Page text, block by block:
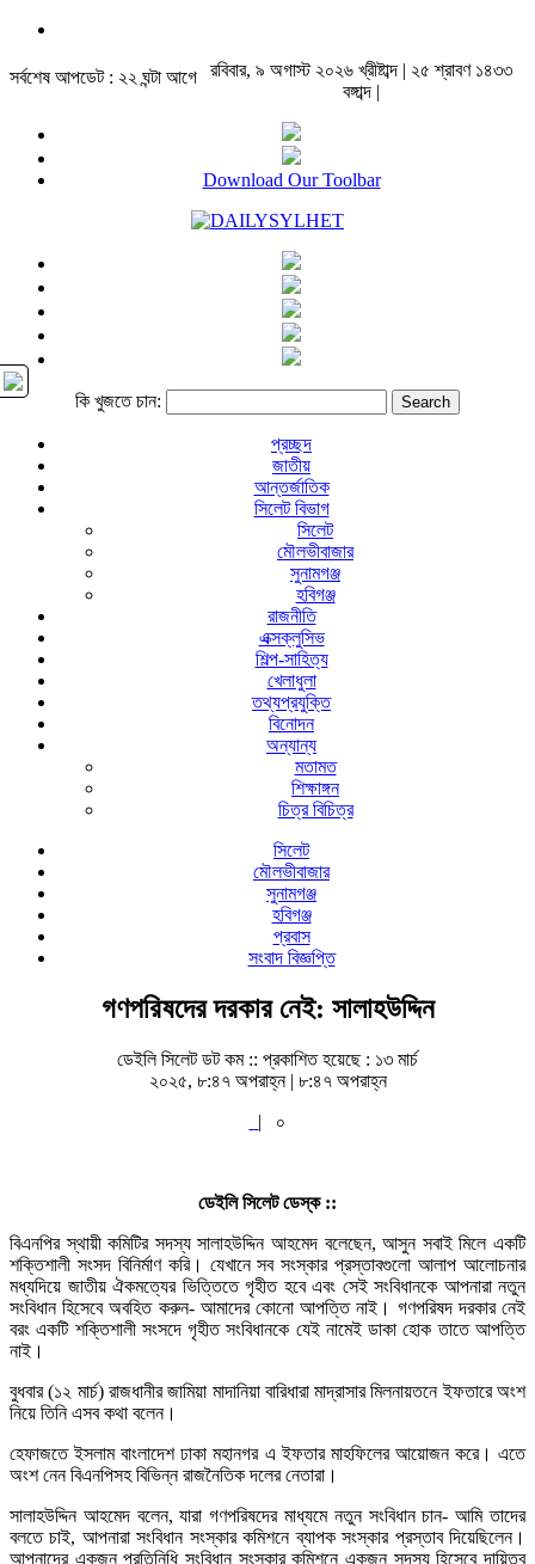
সর্বশেষ আপডেট : ২২ ঘন্টা আগে
রবিবার, ৯ অগাস্ট ২০২৬ খ্রীষ্টাব্দ | ২৫ শ্রাবণ ১৪৩৩
বঙ্গাব্দ |
Download Our Toolbar
কি খুজতে চান:
প্রচ্ছদ
জাতীয়
আন্তর্জাতিক
সিলেট বিভাগ
সিলেট
মৌলভীবাজার
সুনামগঞ্জ
হবিগঞ্জ
রাজনীতি
এক্সক্লুসিভ
শিল্প-সাহিত্য
খেলাধুলা
তথ্যপ্রযুক্তি
বিনোদন
অন্যান্য
মতামত
শিক্ষাঙ্গন
চিত্র বিচিত্র
সিলেট
মৌলভীবাজার
সুনামগঞ্জ
হবিগঞ্জ
প্রবাস
সংবাদ বিজ্ঞপ্তি
গণপরিষদের দরকার নেই: সালাহউদ্দিন
ডেইলি সিলেট ডট কম :: প্রকাশিত হয়েছে : ১৩ মার্চ
২০২৫, ৮:৪৭ অপরাহ্ন | ৮:৪৭ অপরাহ্ন
|
০
ডেইলি সিলেট ডেস্ক ::
বিএনপির স্থায়ী কমিটির সদস্য সালাহউদ্দিন আহমেদ বলেছেন, আসুন সবাই মিলে একটি
শক্তিশালী সংসদ বিনির্মাণ করি। যেখানে সব সংস্কার প্রস্তাবগুলো আলাপ আলোচনার
মধ্যদিয়ে জাতীয় ঐকমত্যের ভিত্তিতে গৃহীত হবে এবং সেই সংবিধানকে আপনারা নতুন
সংবিধান হিসেবে অবহিত করুন- আমাদের কোনো আপত্তি নাই। গণপরিষদ দরকার নেই
বরং একটি শক্তিশালী সংসদে গৃহীত সংবিধানকে যেই নামেই ডাকা হোক তাতে আপত্তি
নাই।
বুধবার (১২ মার্চ) রাজধানীর জামিয়া মাদানিয়া বারিধারা মাদ্রাসার মিলনায়তনে ইফতারে অংশ
নিয়ে তিনি এসব কথা বলেন।
হেফাজতে ইসলাম বাংলাদেশ ঢাকা মহানগর এ ইফতার মাহফিলের আয়োজন করে। এতে
অংশ নেন বিএনপিসহ বিভিন্ন রাজনৈতিক দলের নেতারা।
সালাহউদ্দিন আহমেদ বলেন, যারা গণপরিষদের মাধ্যমে নতুন সংবিধান চান- আমি তাদের
বলতে চাই, আপনারা সংবিধান সংস্কার কমিশনে ব্যাপক সংস্কার প্রস্তাব দিয়েছিলেন।
আপনাদের একজন প্রতিনিধি সংবিধান সংস্কার কমিশনে একজন সদস্য হিসেবে দায়িত্ব